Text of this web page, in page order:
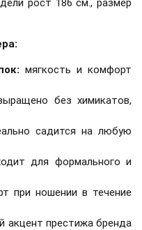
мягкость и комфорт
без химикатов,
садится на любую
для формального и
при ношении в течение
акцент престижа бренда